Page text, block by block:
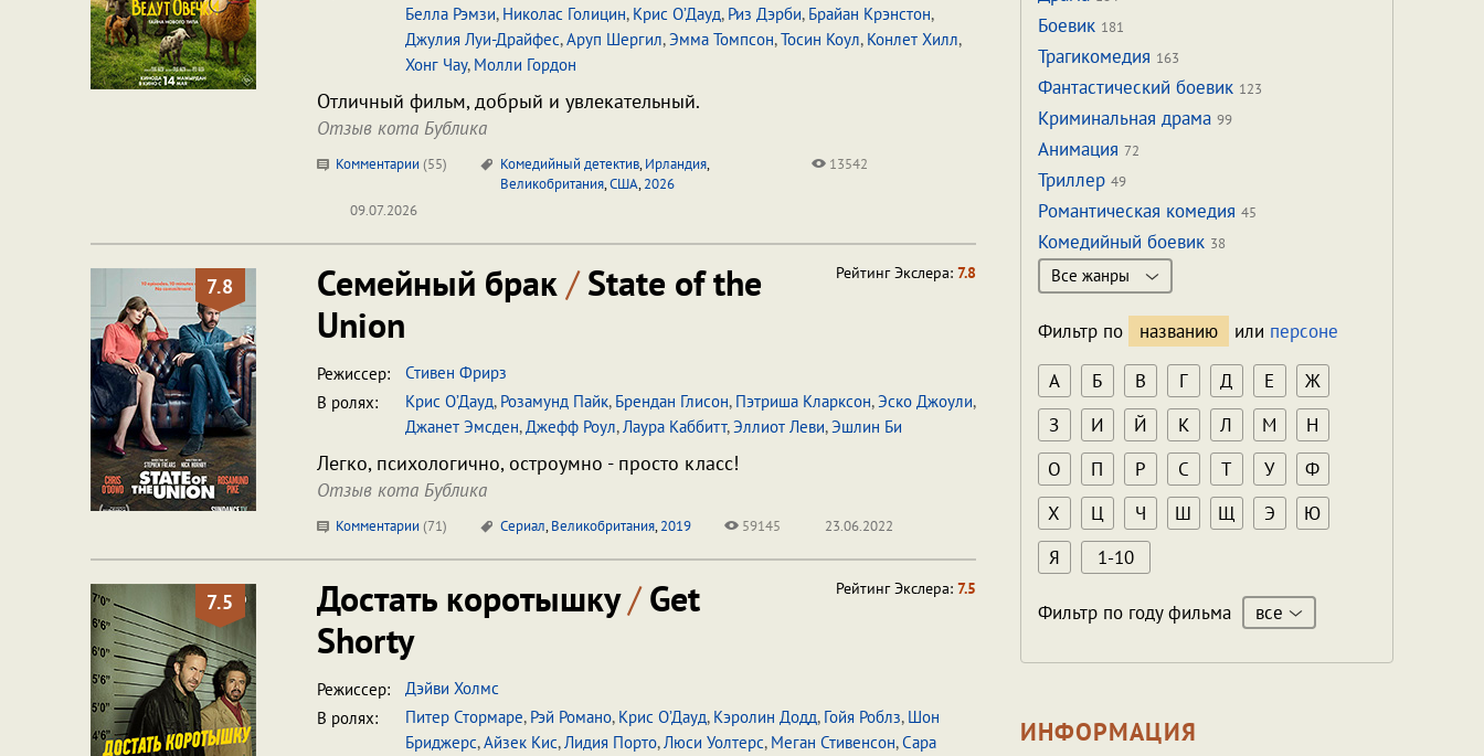
Белла Рэмзи, Николас Голицин, Крис О’Дауд, Риз Дэрби, Брайан Крэнстон,
Джулия Луи-Драйфес,Аруп Шергил,Эмма Томпсон,Тосин Коул, Конлет Хилл,
Хонг Чау, Молли Гордон
Отличный фильм, добрый и увлекательный.
Отзыв кота Бублика
Комментарии (55) Комедийный детектив,Ирландия,
Великобритания,США,2026
13542
09.07.2026
7.8 Семейный брак/State of the
Union
Рейтинг Экслера: 7.8
Режиссер:
Стивен Фрирз
В ролях:
Крис О’Дауд, Розамунд Пайк, Брендан Глисон, Пэтриша Кларксон,Эско Джоули,
Джанет Эмсден,Джефф Роул,Лаура Каббитт,Эллиот Леви,Эшлин Би
Легко, психологично, остроумно - просто класс!
Отзыв кота Бублика
Комментарии (71) Сериал,Великобритания,2019 59145 23.06.2022
7.5 Достать коротышку/Get
Shorty
Рейтинг Экслера: 7.5
Режиссер:
Дэйви Холмс
В ролях:
Питер Стормаре, Рэй Романо, Крис О’Дауд, Кэролин Додд, Гойя Роблз, Шон
Бриджерс,Айзек Кис,Лидия Порто,Люси Уолтерс, Меган Стивенсон,Сара
Боевик 181
Трагикомедия 163
Фантастический боевик 123
Криминальная драма 99
Анимация 72
Триллер 49
Романтическая комедия 45
Комедийный боевик 38
Все жанры
Фильтр по названию или персоне
А Б В Г Д Е
Ж
З
И Й К Л М
Н
О
П Р С Т У
Ф
Х
Ц Ч Ш Щ Э
Ю
Я
1-10
Фильтр по году фильма все
ИНФОРМАЦИЯ